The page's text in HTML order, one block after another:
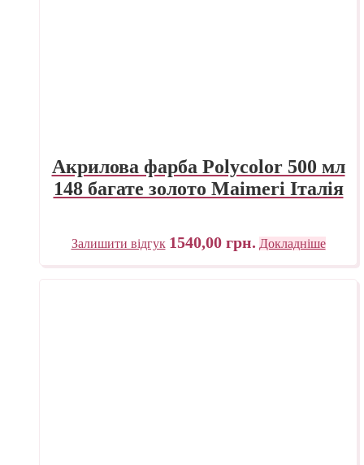
Акрилова фарба Polycolor 500 мл
148 багате золото Maimeri Італія
Залишити відгук 1540,00 грн. Докладніше